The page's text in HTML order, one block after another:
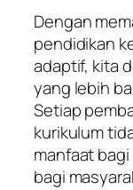
Dengan
pendidikan
adaptif, kita
yang lebih
Setiap
kurikulum
manfaat
bagi